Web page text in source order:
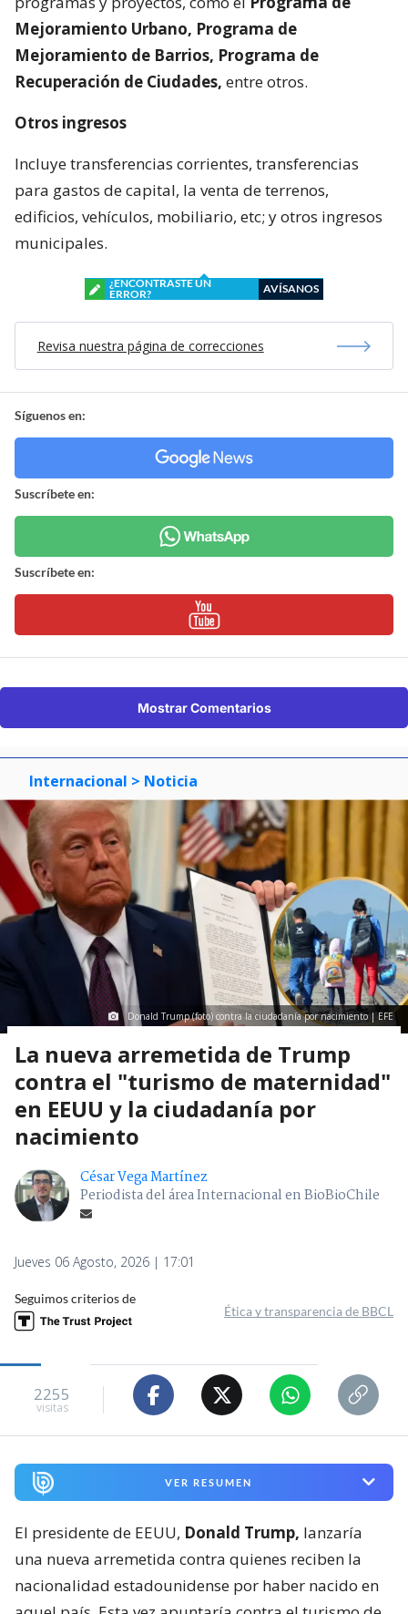
Mejoramiento Urbano, Programa de
Mejoramiento de Barrios, Programa de
Recuperación de Ciudades, entre otros.
Otros ingresos
Incluye transferencias corrientes, transferencias
para gastos de capital, la venta de terrenos,
edificios, vehículos, mobiliario, etc; y otros ingresos
municipales.
¿ENCONTRASTE UN
ERROR?
AVÍSANOS
Revisa nuestra página de correcciones
Síguenos en:
Suscríbete en:
Suscríbete en:
Mostrar Comentarios
Internacional > Noticia
Donald Trump (foto) contra la ciudadanía por nacimiento | EFE
La nueva arremetida de Trump
contra el "turismo de maternidad"
en EEUU y la ciudadanía por
nacimiento
César Vega Martínez
Periodista del área Internacional en BioBioChile
Jueves 06 Agosto, 2026 | 17:01
Seguimos criterios de
Ética y transparencia de BBCL
2255
visitas
VER RESUMEN
El presidente de EEUU, Donald Trump, lanzaría
una nueva arremetida contra quienes reciben la
nacionalidad estadounidense por haber nacido en